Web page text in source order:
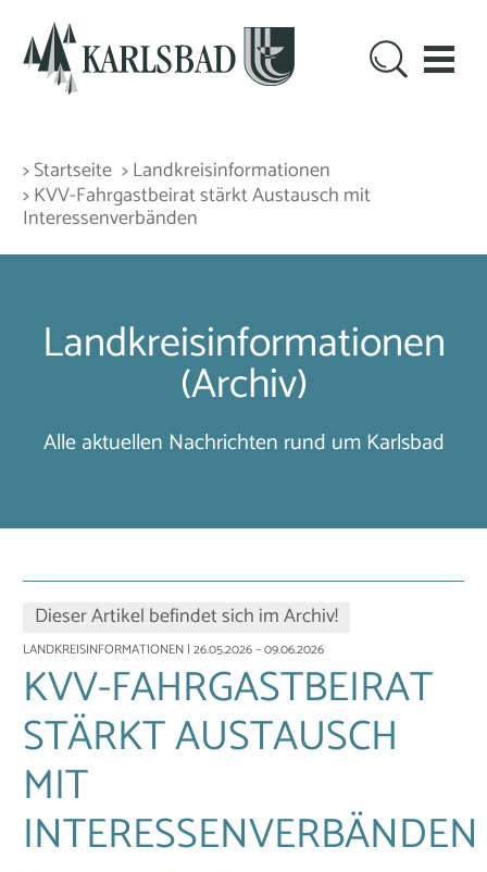
> Startseite > Landkreisinformationen
> KVV-Fahrgastbeirat stärkt Austausch mit
Interessenverbänden
Landkreisinformationen
(Archiv)
Alle aktuellen Nachrichten rund um Karlsbad
Dieser Artikel befindet sich im Archiv!
LANDKREISINFORMATIONEN | 26.05.2026 – 09.06.2026
KVV-FAHRGASTBEIRAT
STÄRKT AUSTAUSCH
MIT
INTERESSENVERBÄNDEN